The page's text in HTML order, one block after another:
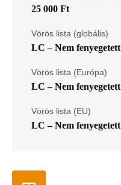
25 000 Ft
Vörös lista (globális)
LC – Nem fenyegetett
Vörös lista (Európa)
LC – Nem fenyegetett
Vörös lista (EU)
LC – Nem fenyegetett